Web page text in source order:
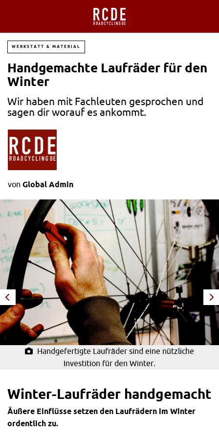
WERKSTATT & MATERIAL
Handgemachte Laufräder für den
Winter
Wir haben mit Fachleuten gesprochen und
sagen dir worauf es ankommt.
von Global Admin
Handgefertigte Laufräder sind eine nützliche
Investition für den Winter.
Winter-Laufräder handgemacht
Äußere Einflüsse setzen den Laufrädern im Winter
ordentlich zu.